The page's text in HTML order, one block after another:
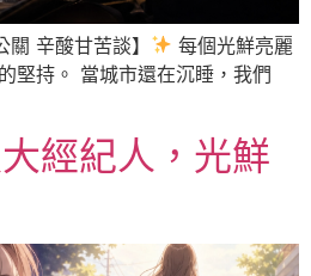
關 辛酸甘苦談】
每個光鮮亮麗
堅持。 當城市還在沉睡，我們
經紀人，光鮮